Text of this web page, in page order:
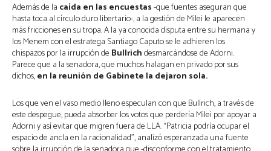
Además de la caída en las encuestas-que fuentes aseguran que
hasta toca al círculo duro libertario-, a la gestión de Milei le aparecen
más fricciones en su tropa. A la ya conocida disputa entre su hermana y
los Menem con el estratega Santiago Caputo se le adhieren los
chispazos por la irrupción de Bullrichdesmarcándose de Adorni.
Parece que a la senadora, que muchos halagan en privado por sus
dichos,en la reunión de Gabinete la dejaron sola.
Los que ven el vaso medio lleno especulan con que Bullrich, a través de
este despegue, pueda absorber los votos que perdería Milei por apoyar a
Adorni y así evitar que migren fuera de LLA. “Patricia podría ocupar el
espacio de ancla en la racionalidad”, analizó esperanzada una fuente